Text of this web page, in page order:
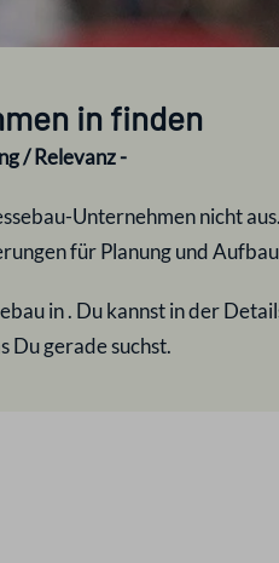
in finden
/ Relevanz -
Unternehmen nicht
für Planung und
in. Du kannst in der
Du gerade suchst.